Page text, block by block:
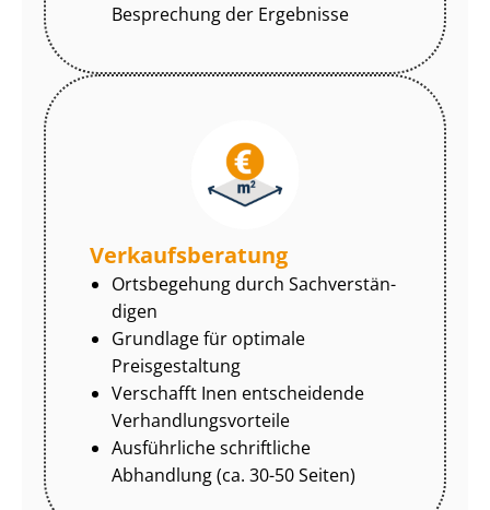
Besprechung der Ergebnisse
Ver­kaufs­be­ra­tung
Ortsbegehung durch Sach­ver­stän­
di­gen
Grundlage für optimale
Preisgestaltung
Verschafft Inen entscheidende
Ver­hand­lungs­vor­tei­le
Ausführliche schriftliche
Abhandlung (ca. 30-50 Seiten)